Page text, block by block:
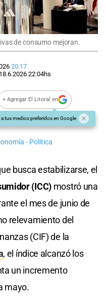
de consumo mejoran.
20:17
22:04hs
+ Agregar El Litoral en
a tus medios preferidos en Google
- Política
busca estabilizarse, el
(ICC) mostró una
el mes de junio de
relevamiento del
(CIF) de la
, el índice alcanzó los
un incremento
mayo.